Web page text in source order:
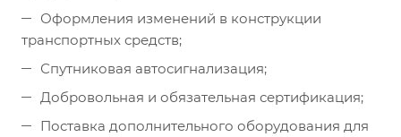
Оформления изменений в конструкции
транспортных средств;
Спутниковая автосигнализация;
Добровольная и обязательная сертификация;
Поставка дополнительного оборудования для